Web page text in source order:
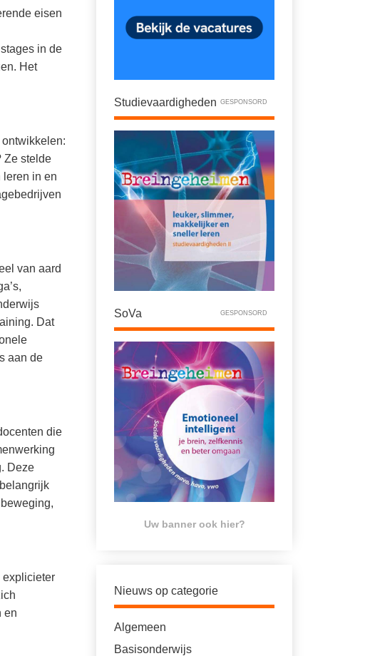
eisen
in de
Het
Ze stelde
leren in en
van aard
Dat
aan de
die
Deze
explicieter
en
Studievaardigheden GESPONSORD
SoVa GESPONSORD
Uw banner ook hier?
Nieuws op categorie
Algemeen
Basisonderwijs